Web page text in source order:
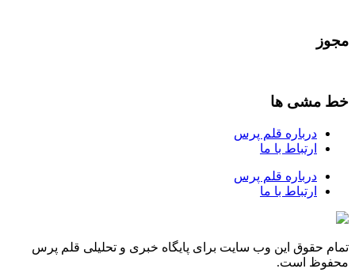
مجوز
خط مشی ها
درباره قلم پرس
ارتباط با ما
درباره قلم پرس
ارتباط با ما
تمام حقوق این وب سایت برای پایگاه خبری و تحلیلی قلم پرس
محفوظ است.